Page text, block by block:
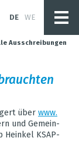
DE WE
Ausschreibungen
über www.​
und Gemein­
Hein­kel KSAP­